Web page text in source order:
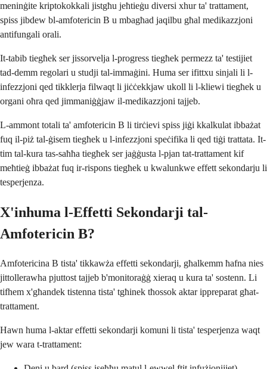
meninġite kriptokokkali jistgħu jeħtieġu diversi xhur ta' trattament,
spiss jibdew bl-amfotericin B u mbagħad jaqilbu għal medikazzjoni
antifungali orali.
It-tabib tiegħek ser jissorvelja l-progress tiegħek permezz ta' testijiet
tad-demm regolari u studji tal-immaġini. Huma ser ifittxu sinjali li l-
infezzjoni qed tikklerja filwaqt li jiċċekkjaw ukoll li l-kliewi tiegħek u
organi oħra qed jimmaniġġjaw il-medikazzjoni tajjeb.
L-ammont totali ta' amfotericin B li tirċievi spiss jiġi kkalkulat ibbażat
fuq il-piż tal-ġisem tiegħek u l-infezzjoni speċifika li qed tiġi trattata. It-
tim tal-kura tas-saħħa tiegħek ser jaġġusta l-pjan tat-trattament kif
meħtieġ ibbażat fuq ir-rispons tiegħek u kwalunkwe effett sekondarju li
tesperjenza.
X'inhuma l-Effetti Sekondarji tal-
Amfotericin B?
Amfotericina B tista' tikkawża effetti sekondarji, għalkemm ħafna nies
jittollerawha pjuttost tajjeb b'monitoraġġ xieraq u kura ta' sostenn. Li
tifhem x'għandek tistenna tista' tgħinek tħossok aktar ippreparat għat-
trattament.
Hawn huma l-aktar effetti sekondarji komuni li tista' tesperjenza waqt
jew wara t-trattament: